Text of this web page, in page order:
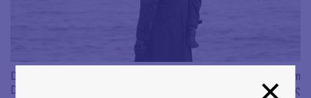
Don't Let Me Be Misunderstood | Alexandros Livitsanos, Willem
Dafoe, Czech Studio Orchestra | Από το soundtrack της ταινίας